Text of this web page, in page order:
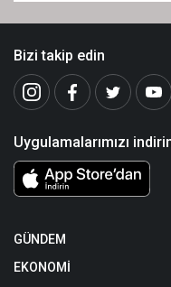
Bizi takip edin
Uygulamalarımızı
GÜNDEM
EKONOMİ